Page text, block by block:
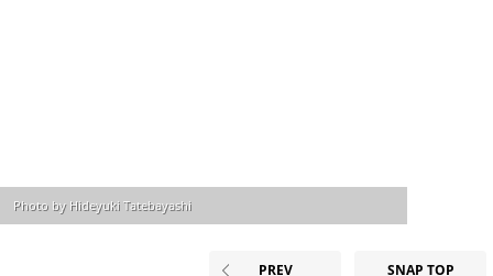
Photo by Hideyuki Tatebayashi
PREV SNAP TOP